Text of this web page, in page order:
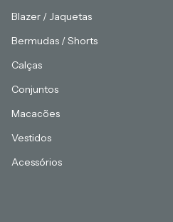
Blazer / Jaquetas
Bermudas / Shorts
Calças
Conjuntos
Macacões
Vestidos
Acessórios